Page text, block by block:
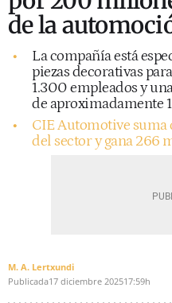
de la
La compañía está
piezas decorativas
1.300 empleados y
de aproximadamente
CIE Automotive suma
del sector y gana 266
M. A. Lertxundi
Publicada17 diciembre 202517:59h